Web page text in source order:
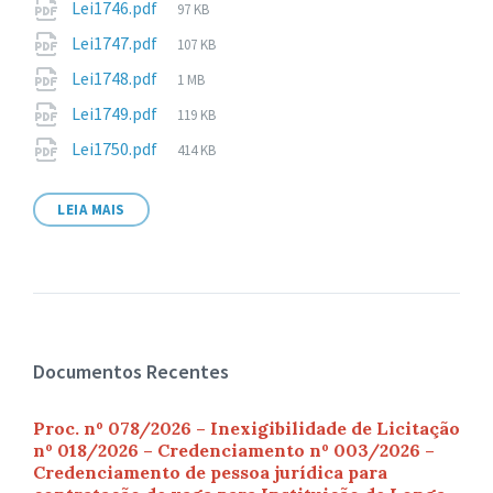
arquivo:
Lei1746.pdf
Tamanho
arquivo:
97 KB
Lei1747.pdf
Tamanho
arquivo:
107 KB
Lei1748.pdf
Tamanho
arquivo:
1 MB
Lei1749.pdf
Tamanho
arquivo:
119 KB
Lei1750.pdf
Tamanho
414 KB
LEIA MAIS
Documentos Recentes
Proc. nº 078/2026 – Inexigibilidade de Licitação
nº 018/2026 – Credenciamento nº 003/2026 –
Credenciamento de pessoa jurídica para